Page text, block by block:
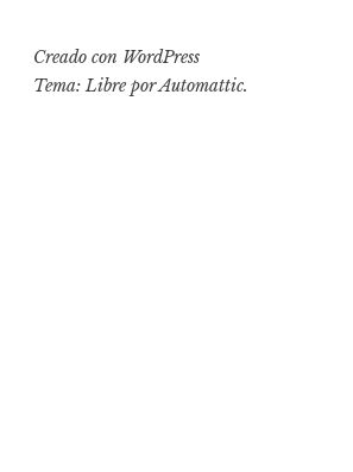
Creado con WordPress
Tema: Libre porAutomattic.